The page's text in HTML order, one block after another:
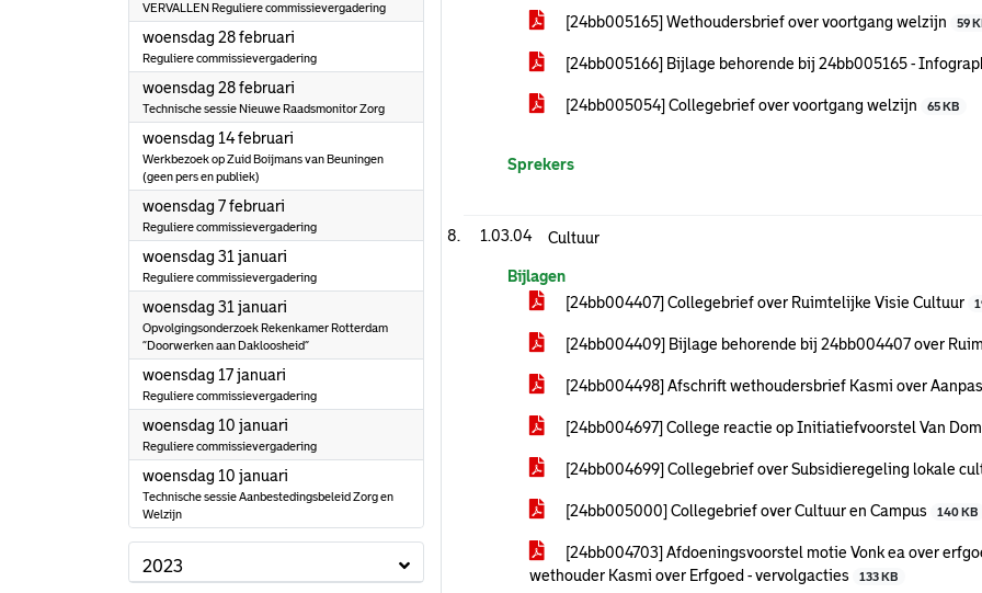
VERVALLEN Reguliere commissievergadering
woensdag 28 februari
Reguliere commissievergadering
woensdag 28 februari
Technische sessie Nieuwe Raadsmonitor Zorg
woensdag 14 februari
Werkbezoek op Zuid Boijmans van Beuningen
(geen pers en publiek)
woensdag 7 februari
Reguliere commissievergadering
woensdag 31 januari
Reguliere commissievergadering
woensdag 31 januari
Opvolgingsonderzoek Rekenkamer Rotterdam
“Doorwerken aan Dakloosheid”
woensdag 17 januari
Reguliere commissievergadering
woensdag 10 januari
Reguliere commissievergadering
woensdag 10 januari
Technische sessie Aanbestedingsbeleid Zorg en
Welzijn
2023
[24bb005165] Wethoudersbrief over voortgang welzijn 59
[24bb005166] Bijlage behorende bij 24bb005165 -
[24bb005054] Collegebrief over voortgang welzijn 65 KB
Sprekers
1.03.04 Cultuur
Bijlagen
[24bb004407] Collegebrief over Ruimtelijke Visie Cultuur
[24bb004409] Bijlage behorende bij 24bb004407 over
[24bb004498] Afschrift wethoudersbrief Kasmi over
[24bb004697] College reactie op Initiatiefvoorstel Van
[24bb004699] Collegebrief over Subsidieregeling lokale
[24bb005000] Collegebrief over Cultuur en Campus 140 KB
[24bb004703] Afdoeningsvoorstel motie Vonk ea over
wethouder Kasmi over Erfgoed - vervolgacties
133 KB